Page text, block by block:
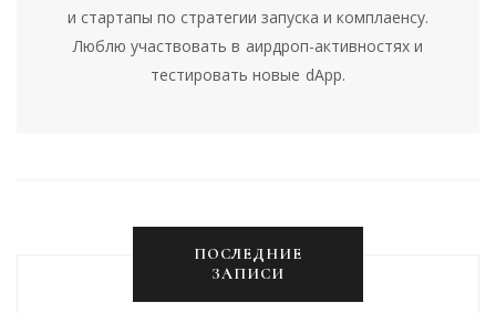
и стартапы по стратегии запуска и комплаенсу.
Люблю участвовать в аирдроп-активностях и
тестировать новые dApp.
ПОСЛЕДНИЕ
ЗАПИСИ